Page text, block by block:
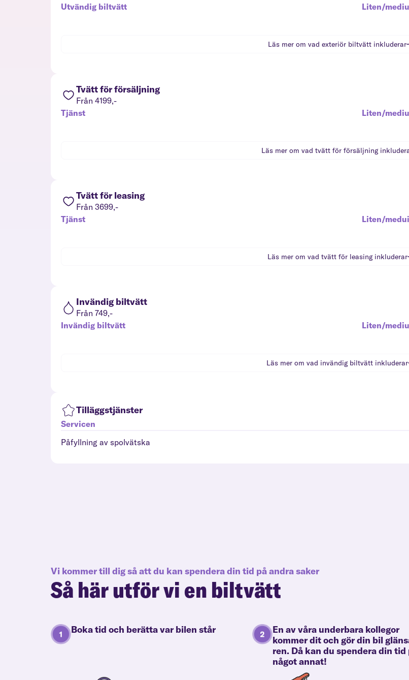
Utvändig biltvätt
Liten/
Läs mer om vad exteriör biltvätt inkluderar
Tvätt för försäljning
Från 4199,-
Tjänst
Liten/
Läs mer om vad tvätt för försäljning
Tvätt för leasing
Från 3699,-
Tjänst
Liten/
Läs mer om vad tvätt för leasinginkluderar
Invändig biltvätt
Från 749,-
Invändig biltvätt
Liten/
Läs mer om vad invändig biltvätt inkluderar
Tilläggstjänster
Servicen
Påfyllning av spolvätska
Vi kommer till dig så att du kan spendera din tid på andra saker
Så här utför vi en biltvätt
Boka tid och berätta var bilen står
En av våra underbara kollegor
kommer dit och gör din bil
ren. Då kan du spendera din tid
något annat!